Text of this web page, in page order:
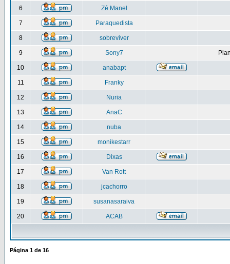
6 Zé Manel
7 Paraquedista
8 sobreviver
9 Sony7
10 anabapt
11 Franky
12 Nuria
13 AnaC
14 nuba
15 monikestarr
16 Dixas
17 Van Rott
18 jcachorro
19 susanasaraiva
20 ACAB
Página 1 de 16